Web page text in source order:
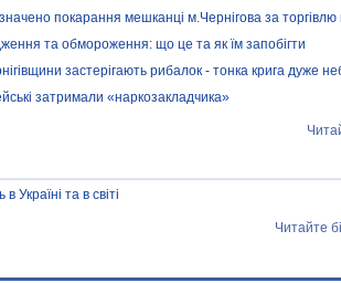
покарання мешканці м.Чернігова за
та обмороження: що це та як їм запобігти
застерігають рибалок - тонка крига дуже
затримали «наркозакладчика»
Україні та в світі
Читайте